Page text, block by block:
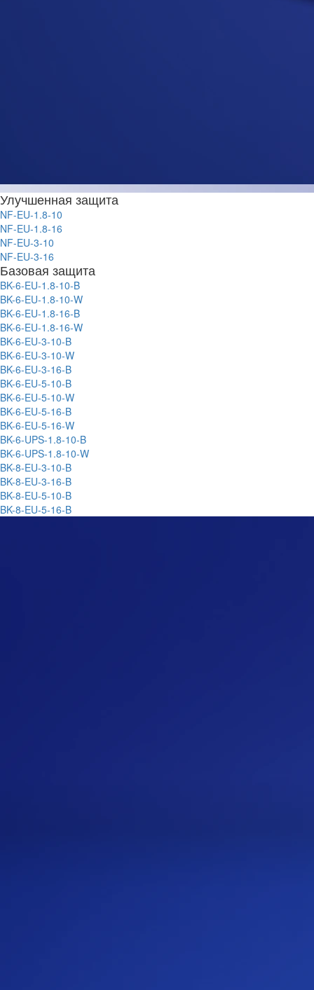
Улучшенная защита
NF-EU-1.8-10
NF-EU-1.8-16
NF-EU-3-10
NF-EU-3-16
Базовая защита
BK-6-EU-1.8-10-B
BK-6-EU-1.8-10-W
BK-6-EU-1.8-16-B
BK-6-EU-1.8-16-W
BK-6-EU-3-10-B
BK-6-EU-3-10-W
BK-6-EU-3-16-B
BK-6-EU-5-10-B
BK-6-EU-5-10-W
BK-6-EU-5-16-B
BK-6-EU-5-16-W
BK-6-UPS-1.8-10-B
BK-6-UPS-1.8-10-W
BK-8-EU-3-10-B
BK-8-EU-3-16-B
BK-8-EU-5-10-B
BK-8-EU-5-16-B